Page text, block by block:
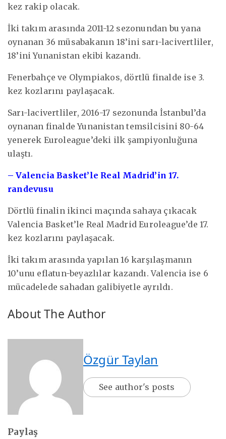
kez rakip olacak.
İki takım arasında 2011-12 sezonundan bu yana
oynanan 36 müsabakanın 18’ini sarı-lacivertliler,
18’ini Yunanistan ekibi kazandı.
Fenerbahçe ve Olympiakos, dörtlü finalde ise 3.
kez kozlarını paylaşacak.
Sarı-lacivertliler, 2016-17 sezonunda İstanbul’da
oynanan finalde Yunanistan temsilcisini 80-64
yenerek Euroleague’deki ilk şampiyonluğuna
ulaştı.
– Valencia Basket’le Real Madrid’in 17.
randevusu
Dörtlü finalin ikinci maçında sahaya çıkacak
Valencia Basket’le Real Madrid Euroleague’de 17.
kez kozlarını paylaşacak.
İki takım arasında yapılan 16 karşılaşmanın
10’unu eflatun-beyazlılar kazandı. Valencia ise 6
mücadelede sahadan galibiyetle ayrıldı.
About The Author
Özgür Taylan
See author's posts
Paylaş